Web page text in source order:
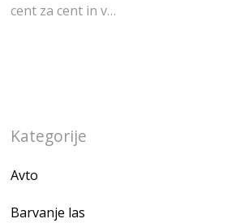
cent za cent in v…
Kategorije
Avto
Barvanje las